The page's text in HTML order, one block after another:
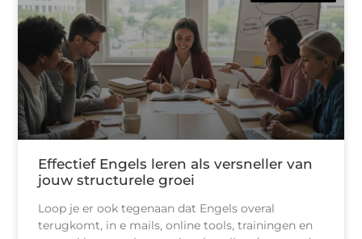
Effectief Engels leren als versneller van
jouw structurele groei
Loop je er ook tegenaan dat Engels overal
terugkomt, in e mails, online tools, trainingen en